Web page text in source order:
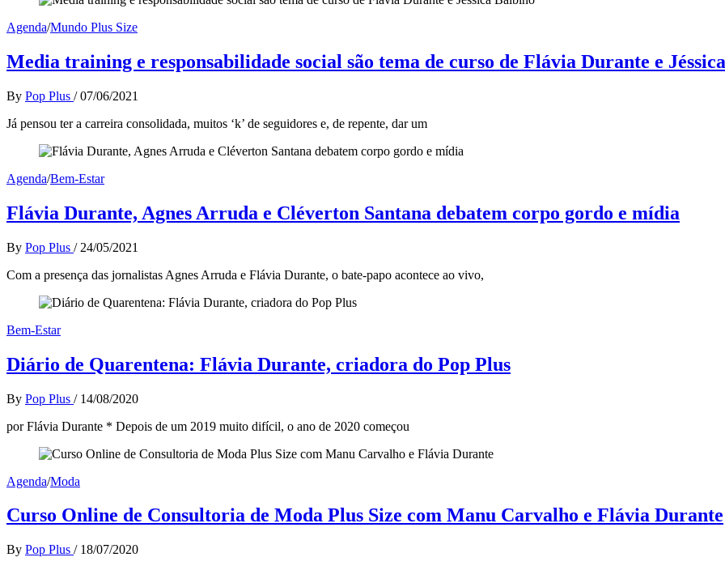
Agenda/Mundo Plus Size
Media training e responsabilidade social são tema de curso de Flávia Durante e
By Pop Plus / 07/06/2021
Já pensou ter a carreira consolidada, muitos ‘k’ de seguidores e, de repente, dar um
Agenda/Bem-Estar
Flávia Durante, Agnes Arruda e Cléverton Santana debatem corpo gordo e mídia
By Pop Plus / 24/05/2021
Com a presença das jornalistas Agnes Arruda e Flávia Durante, o bate-papo acontece ao vivo,
Bem-Estar
Diário de Quarentena: Flávia Durante, criadora do Pop Plus
By Pop Plus / 14/08/2020
por Flávia Durante * Depois de um 2019 muito difícil, o ano de 2020 começou
Agenda/Moda
Curso Online de Consultoria de Moda Plus Size com Manu Carvalho e Flávia Durante
By Pop Plus / 18/07/2020